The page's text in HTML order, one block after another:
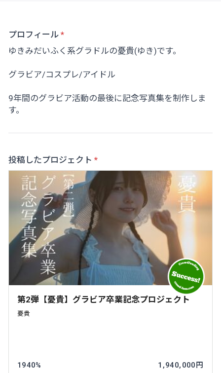
プロフィール
ゆきみだいふく系グラドルの憂貴(ゆき)です。
グラビア/コスプレ/アイドル
9年間のグラビア活動の最後に記念写真集を制作しま
す。
投稿したプロジェクト
第2弾【憂貴】グラビア卒業記念プロジェクト
憂貴
1940% 1,940,000円